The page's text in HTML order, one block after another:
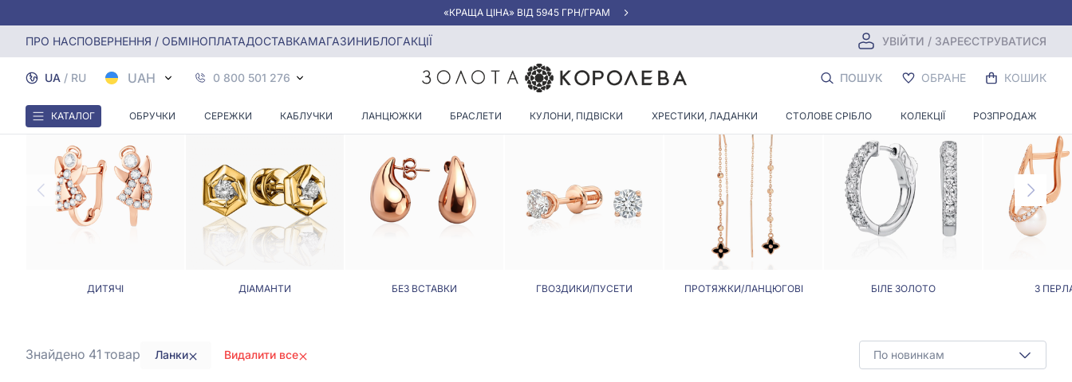
«КРАЩА ЦІНА» ВІД 5945 ГРН/ГРАМ
ПРО НАСПОВЕРНЕННЯ / ОБМІНОПЛАТАДОСТАВКАМАГАЗИНИБЛОГАКЦІЇ УВІЙТИ / ЗАРЕЄСТРУВАТИСЯ
UA / RU UAH 0 800 501 276 ПОШУК ОБРАНЕ КОШИК
КАТАЛОГ ОБРУЧКИ СЕРЕЖКИ КАБЛУЧКИ ЛАНЦЮЖКИ БРАСЛЕТИ КУЛОНИ, ПІДВІСКИ ХРЕСТИКИ, ЛАДАНКИ СТОЛОВЕ СРІБЛО КОЛЕКЦІЇ РОЗПРОДАЖ
Головна Сережки Сережки ланки
СЕРЕЖКИ ЛАНКИ
ДИТЯЧІ ДІАМАНТИ БЕЗ ВСТАВКИ ГВОЗДИКИ/ПУСЕТИ ПРОТЯЖКИ/ЛАНЦЮГОВІ БІЛЕ ЗОЛОТО З
По новинкам
Знайдено 41 товар Ланки Видалити все